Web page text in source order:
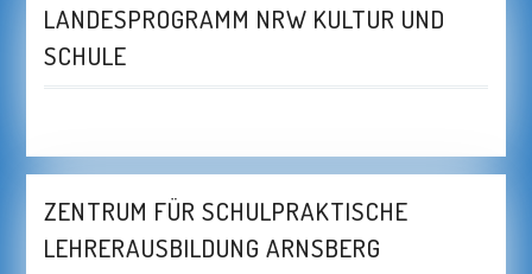
LANDESPROGRAMM NRW KULTUR UND
SCHULE
ZENTRUM FÜR SCHULPRAKTISCHE
LEHRERAUSBILDUNG ARNSBERG